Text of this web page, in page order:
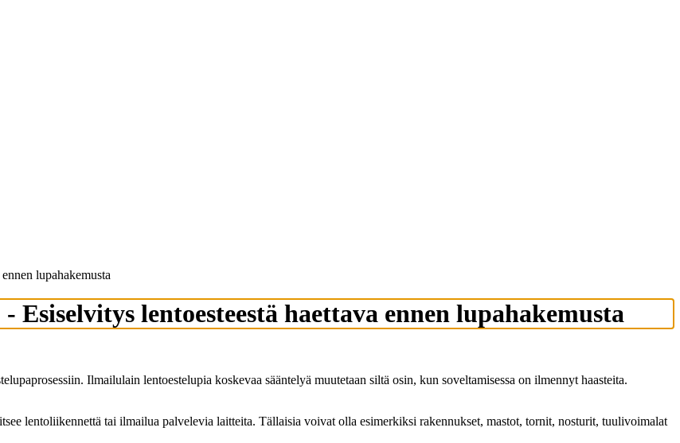
lupahakemusta
Esiselvitys lentoesteestä haettava ennen lupahakemusta
Ilmailulain lentoestelupia koskevaa sääntelyä muutetaan siltä osin, kun soveltamisessa on ilmennyt haasteita.
lentoliikennettä tai ilmailua palvelevia laitteita. Tällaisia voivat olla esimerkiksi rakennukset, mastot, tornit, nosturit, tuulivoimalat